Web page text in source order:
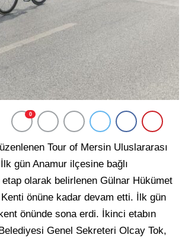
0
Tour of Mersin Uluslararası
gün Anamur ilçesine bağlı
olarak belirlenen Gülnar Hükümet
önüne kadar devam etti. İlk gün
önünde sona erdi. İkinci etabın
Genel Sekreteri Olcay Tok,